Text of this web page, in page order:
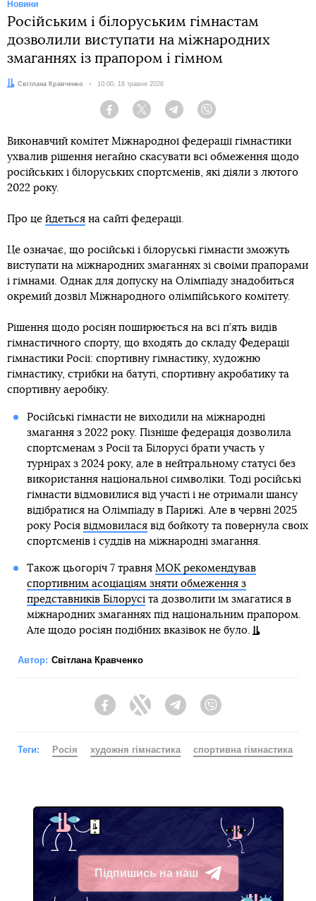
Новини
Російським і білоруським гімнастам
дозволили виступати на міжнародних
змаганнях із прапором і гімном
Автор:
Світлана Кравченко Дата:
10:00, 18 травня 2026
Facebook Twitter Telegram
Виконавчий комітет Міжнародної федерації гімнастики
ухвалив рішення негайно скасувати всі обмеження щодо
російських і білоруських спортсменів, які діяли з лютого
2022 року.
Про це йдеться на сайті федерації.
Це означає, що російські і білоруські гімнасти зможуть
виступати на міжнародних змаганнях зі своїми прапорами
і гімнами. Однак для допуску на Олімпіаду знадобиться
окремий дозвіл Міжнародного олімпійського комітету.
Рішення щодо росіян поширюється на всі п’ять видів
гімнастичного спорту, що входять до складу Федерації
гімнастики Росії: спортивну гімнастику, художню
гімнастику, стрибки на батуті, спортивну акробатику та
спортивну аеробіку.
Російські гімнасти не виходили на міжнародні
змагання з 2022 року. Пізніше федерація дозволила
спортсменам з Росії та Білорусі брати участь у
турнірах з 2024 року, але в нейтральному статусі без
використання національної символіки. Тоді російські
гімнасти відмовилися від участі і не отримали шансу
відібратися на Олімпіаду в Парижі. Але в червні 2025
року Росія відмовиласявід бойкоту та повернула своїх
спортсменів і суддів на міжнародні змагання.
Також цьогоріч 7 травня МОК рекомендував
спортивним асоціаціям зняти обмеження з
представників Білорусіта дозволити їм змагатися в
міжнародних змаганнях під національним прапором.
Але щодо росіян подібних вказівок не було.
Автор: Світлана Кравченко
FacebookTwitter Telegram
Теги: Росія художня гімнастика спортивна гімнастика
Підпишись на наш
Telegram